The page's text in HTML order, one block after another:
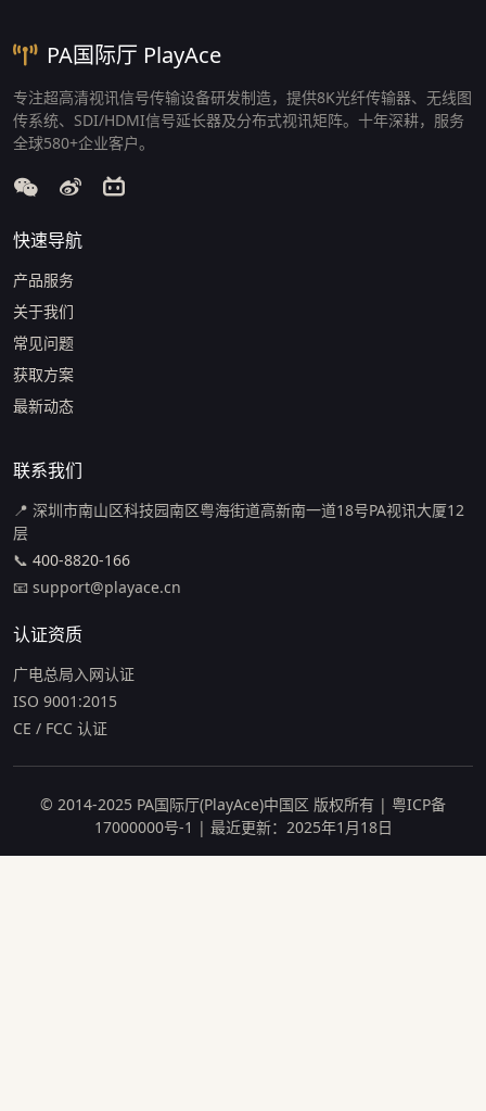
PA国际厅 PlayAce
专注超高清视讯信号传输设备研发制造，提供8K光纤传输器、无线图
传系统、SDI/HDMI信号延长器及分布式视讯矩阵。十年深耕，服务
全球580+企业客户。
快速导航
产品服务
关于我们
常见问题
获取方案
最新动态
联系我们
📍 深圳市南山区科技园南区粤海街道高新南一道18号PA视讯大厦12
层
📞 400-8820-166
📧 support@playace.cn
认证资质
广电总局入网认证
ISO 9001:2015
CE / FCC 认证
© 2014-2025 PA国际厅(PlayAce)中国区 版权所有 | 粤ICP备
17000000号-1 | 最近更新：2025年1月18日